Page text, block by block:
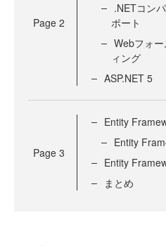
Page 2
.NETコン
ポート
Webフォ
ィング
ASP.NET 5
Page 3
Entity
Entity
Entity
まとめ